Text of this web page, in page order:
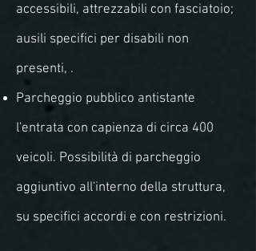
accessibili, attrezzabili con fasciatoio;
ausili specifici per disabili non
presenti, .
Parcheggio pubblico antistante
l'entrata con capienza di circa 400
veicoli. Possibilità di parcheggio
aggiuntivo all'interno della struttura,
su specifici accordi e con restrizioni.